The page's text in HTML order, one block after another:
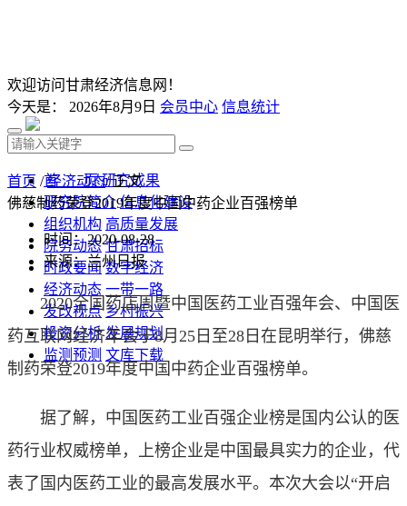
欢迎访问甘肃经济信息网！
今天是： 2026年8月9日 会员中心 信息统计
首 页 研究成果
研究院简介 信息化建设
组织机构 高质量发展
院务动态 甘肃招标
时政要闻 数字经济
经济动态 一带一路
发改视点 乡村振兴
投资分析 发展规划
监测预测 文库下载
首页 /经济动态/ 正文
佛慈制药荣登2019年度中国中药企业百强榜单
时间：2020-08-28
来源：兰州日报
2020全国药店周暨中国医药工业百强年会、中国医
药互联网经济年会于8月25日至28日在昆明举行，佛慈
制药荣登2019年度中国中药企业百强榜单。
据了解，中国医药工业百强企业榜是国内公认的医
药行业权威榜单，上榜企业是中国最具实力的企业，代
表了国内医药工业的最高发展水平。本次大会以“开启